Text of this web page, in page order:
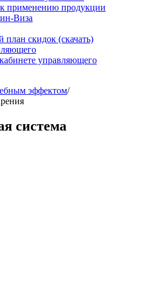
применению продукции
Виза
план скидок (скачать)
управляющего
эффектом/
система